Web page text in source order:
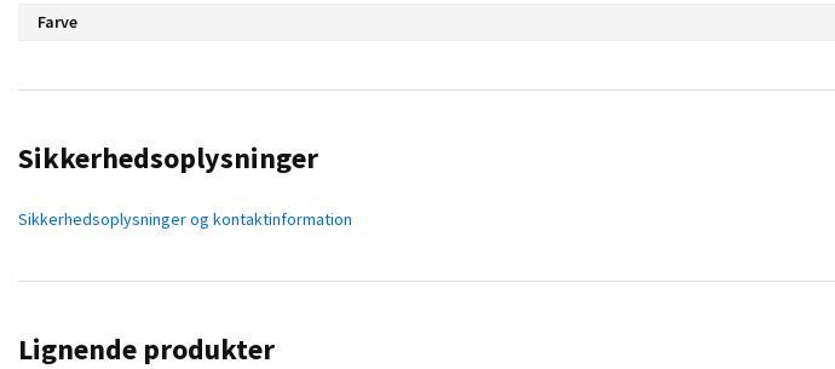
Farve
Sikkerhedsoplysninger
Sikkerhedsoplysninger og kontaktinformation
Lignende produkter